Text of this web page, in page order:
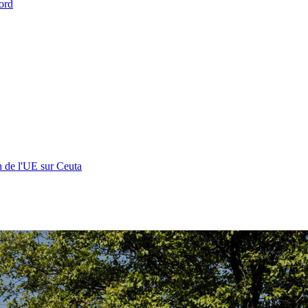
de l'UE sur Ceuta